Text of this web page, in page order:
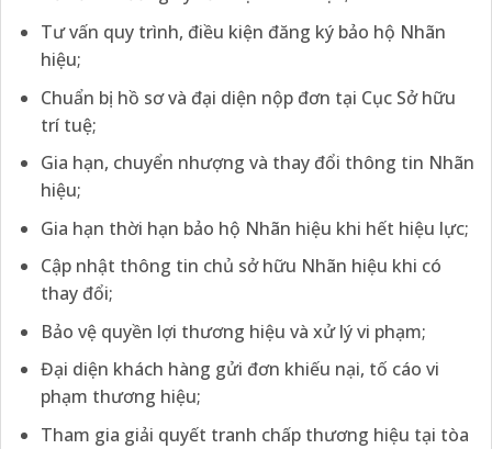
Tư vấn quy trình, điều kiện đăng ký bảo hộ Nhãn
hiệu;
Chuẩn bị hồ sơ và đại diện nộp đơn tại Cục Sở hữu
trí tuệ;
Gia hạn, chuyển nhượng và thay đổi thông tin Nhãn
hiệu;
Gia hạn thời hạn bảo hộ Nhãn hiệu khi hết hiệu lực;
Cập nhật thông tin chủ sở hữu Nhãn hiệu khi có
thay đổi;
Bảo vệ quyền lợi thương hiệu và xử lý vi phạm;
Đại diện khách hàng gửi đơn khiếu nại, tố cáo vi
phạm thương hiệu;
Tham gia giải quyết tranh chấp thương hiệu tại tòa